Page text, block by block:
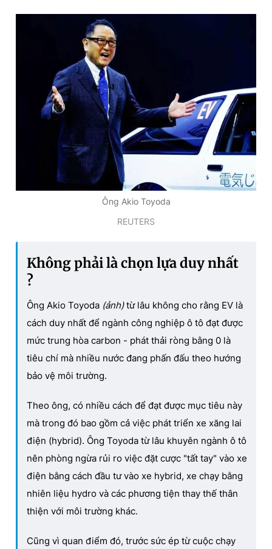
Ông Akio Toyoda
REUTERS
Không phải là chọn lựa duy nhất
?
Ông Akio Toyoda (ảnh)từ lâu không cho rằng EV là
cách duy nhất để ngành công nghiệp ô tô đạt được
mức trung hòa carbon - phát thải ròng bằng 0 là
tiêu chí mà nhiều nước đang phấn đấu theo hướng
bảo vệ môi trường.
Theo ông, có nhiều cách để đạt được mục tiêu này
mà trong đó bao gồm cả việc phát triển xe xăng lai
điện (hybrid). Ông Toyoda từ lâu khuyên ngành ô tô
nên phòng ngừa rủi ro việc đặt cược "tất tay" vào xe
điện bằng cách đầu tư vào xe hybrid, xe chạy bằng
nhiên liệu hydro và các phương tiện thay thế thân
thiện với môi trường khác.
Cũng vì quan điểm đó, trước sức ép từ cuộc chạy